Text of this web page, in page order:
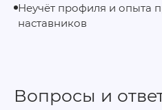
Неучёт профиля и опыта
наставников
Вопросы и